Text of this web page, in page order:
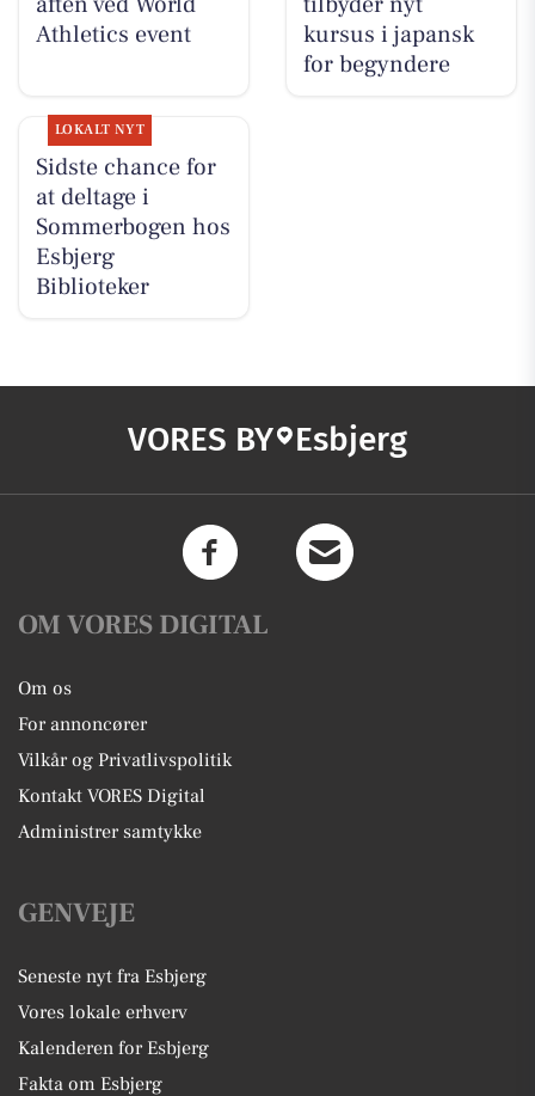
Athletics event
kursus i japansk
for begyndere
LOKALT NYT
Sidste chance for
at deltage i
Sommerbogen hos
Esbjerg
Biblioteker
VORES BY Esbjerg
OM VORES DIGITAL
Om os
For annoncører
Vilkår og Privatlivspolitik
Kontakt VORES Digital
Administrer samtykke
GENVEJE
Seneste nyt fra Esbjerg
Vores lokale erhverv
Kalenderen for Esbjerg
Fakta om Esbjerg